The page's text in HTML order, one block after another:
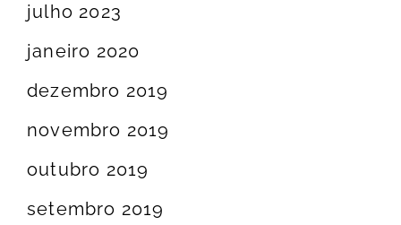
julho 2023
janeiro 2020
dezembro 2019
novembro 2019
outubro 2019
setembro 2019